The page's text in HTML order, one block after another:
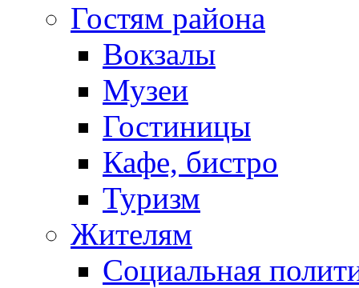
Гостям района
Вокзалы
Музеи
Гостиницы
Кафе, бистро
Туризм
Жителям
Социальная